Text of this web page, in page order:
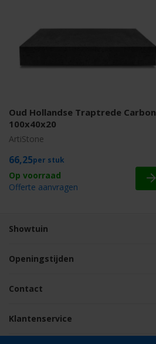
Oud Hollandse Traptrede Carbon
100x40x20
ArtiStone
66,25 stuk
Offerte aanvragen
Showtuin
Openingstijden
Contact
Klantenservice